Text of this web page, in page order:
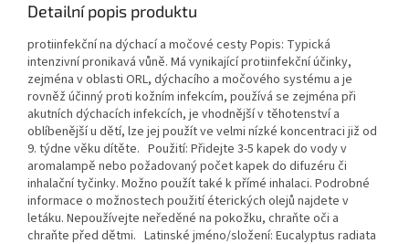
Detailní popis produktu
protiinfekční na dýchací a močové cesty Popis: Typická
intenzivní pronikavá vůně. Má vynikající protiinfekční účinky,
zejména v oblasti ORL, dýchacího a močového systému a je
rovněž účinný proti kožním infekcím, používá se zejména při
akutních dýchacích infekcích, je vhodnější v těhotenství a
oblíbenější u dětí, lze jej použít ve velmi nízké koncentraci již od
9. týdne věku dítěte. Použití: Přidejte 3-5 kapek do vody v
aromalampě nebo požadovaný počet kapek do difuzéru či
inhalační tyčinky. Možno použít také k přímé inhalaci. Podrobné
informace o možnostech použití éterických olejů najdete v
letáku. Nepoužívejte neředěné na pokožku, chraňte oči a
chraňte před dětmi. Latinské jméno/složení: Eucalyptus radiata